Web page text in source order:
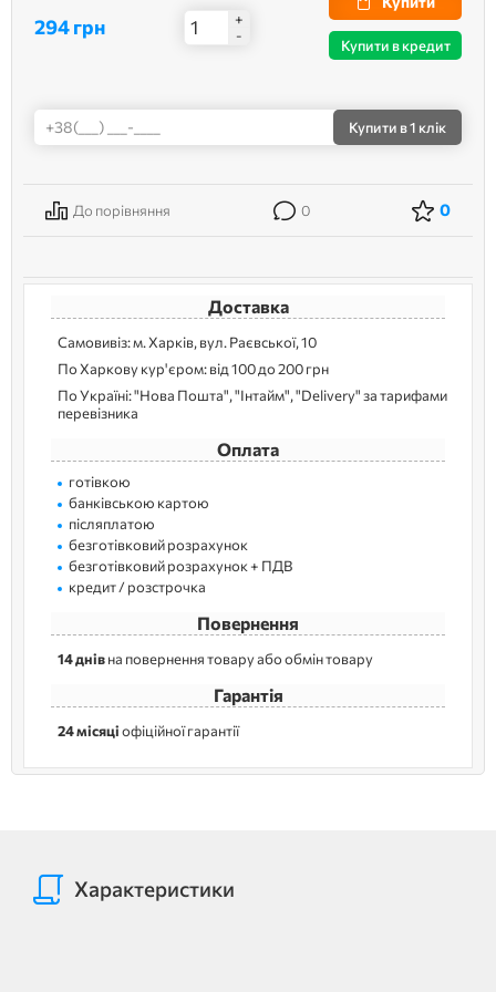
294 грн
+
-
Купити в кредит
Купити в 1 клік
До порівняння 0 0
Доставка
Самовивіз: м. Харків, вул. Раєвської, 10
По Харкову кур'єром: від 100 до 200 грн
По Україні: "Нова Пошта", "Інтайм", "Delivery" за тарифами
перевізника
Оплата
готівкою
банківською картою
післяплатою
безготівковий розрахунок
безготівковий розрахунок + ПДВ
кредит / розстрочка
Повернення
14 днівна повернення товару або обмін товару
Гарантія
24 місяціофіційної гарантії
Характеристики